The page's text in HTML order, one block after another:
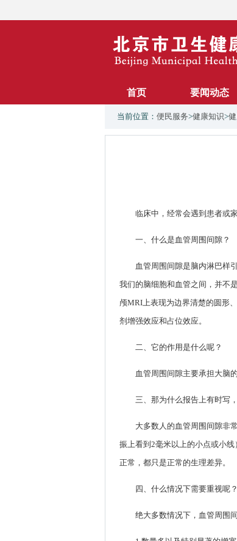
首页 要闻动态
当前位置： 便民服务>健康知识>
临床中，经常会遇到患者或
一、什么是血管周围间隙？
血管周围间隙是脑内淋巴样
我们的脑细胞和血管之间，并不
颅MRI上表现为边界清楚的圆形
剂增强效应和占位效应。
二、它的作用是什么呢？
血管周围间隙主要承担大脑
三、那为什么报告上有时写
大多数人的血管周围间隙非
振上看到2毫米以上的小点或小
正常，都只是正常的生理差异。
四、什么情况下需要重视呢？
绝大多数情况下，血管周围